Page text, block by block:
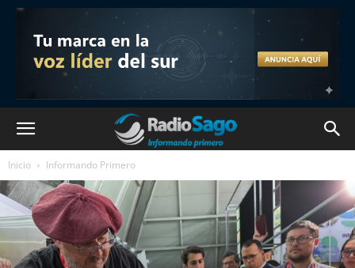
Inicio Informando Primero